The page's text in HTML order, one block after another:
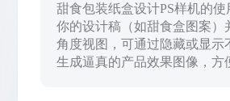
甜食包装纸盒设计PS样机的
你的设计稿（如甜食盒图案
角度视图，可通过隐藏或显示
生成逼真的产品效果图像，方